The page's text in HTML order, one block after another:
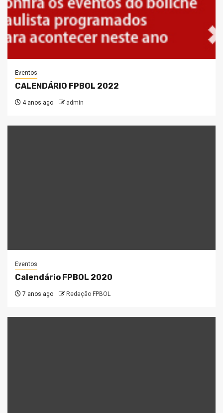
Eventos
CALENDÁRIO FPBOL 2022
4 anos ago admin
Eventos
Calendário FPBOL 2020
7 anos ago Redação FPBOL